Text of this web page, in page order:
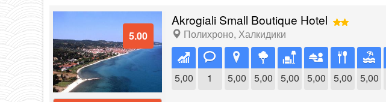
5.00
Akrogiali Small Boutique Hotel
Полихроно, Халкидики
5,00 1 5,00 5,00 5,00 5,00 5,00 5,00